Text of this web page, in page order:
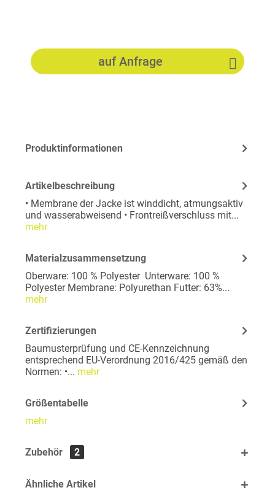
auf Anfrage
Produktinformationen
Artikelbeschreibung
• Membrane der Jacke ist winddicht, atmungsaktiv
und wasserabweisend • Frontreißverschluss mit...
mehr
Materialzusammensetzung
Oberware: 100 % Polyester Unterware: 100 %
Polyester Membrane: Polyurethan Futter: 63%...
mehr
Zertifizierungen
Baumusterprüfung und CE-Kennzeichnung
entsprechend EU-Verordnung 2016/425 gemäß den
Normen: •... mehr
Größentabelle
mehr
Zubehör 2
Ähnliche Artikel